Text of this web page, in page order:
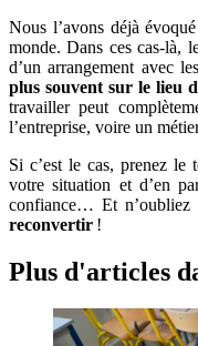
Nous l’avons déjà
monde. Dans ces cas-là,
d’un arrangement avec
plus souvent sur le lieu
travailler peut
l’entreprise, voire un
Si c’est le cas, prenez le
votre situation et d’en
confiance… Et n’oubliez
reconvertir !
Plus d'articles